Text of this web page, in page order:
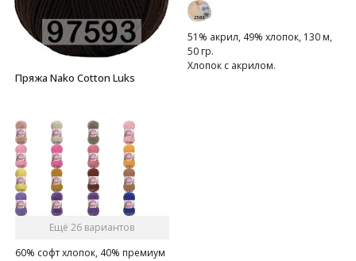
Пряжа Nako Cotton Luks
Ещё 26 вариантов
60% софт хлопок, 40% премиум
51% акрил, 49% хлопок, 130 м,
50 гр.
Хлопок с акрилом.